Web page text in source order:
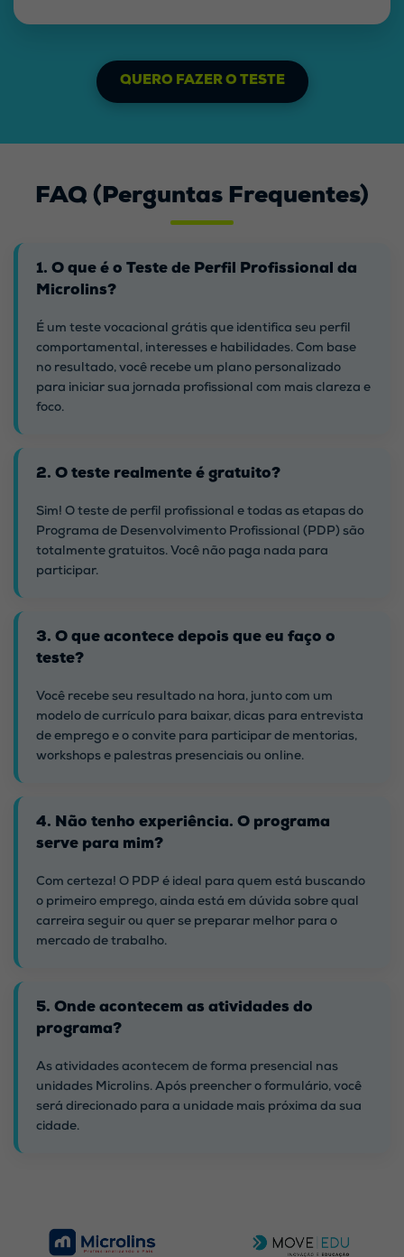
QUERO FAZER O TESTE
FAQ (Perguntas Frequentes)
1. O que é o Teste de Perfil Profissional da
Microlins?
É um teste vocacional grátis que identifica seu perfil
comportamental, interesses e habilidades. Com base
no resultado, você recebe um plano personalizado
para iniciar sua jornada profissional com mais clareza e
foco.
2. O teste realmente é gratuito?
Sim! O teste de perfil profissional e todas as etapas do
Programa de Desenvolvimento Profissional (PDP) são
totalmente gratuitos. Você não paga nada para
participar.
3. O que acontece depois que eu faço o
teste?
Você recebe seu resultado na hora, junto com um
modelo de currículo para baixar, dicas para entrevista
de emprego e o convite para participar de mentorias,
workshops e palestras presenciais ou online.
4. Não tenho experiência. O programa
serve para mim?
Com certeza! O PDP é ideal para quem está buscando
o primeiro emprego, ainda está em dúvida sobre qual
carreira seguir ou quer se preparar melhor para o
mercado de trabalho.
5. Onde acontecem as atividades do
programa?
As atividades acontecem de forma presencial nas
unidades Microlins. Após preencher o formulário, você
será direcionado para a unidade mais próxima da sua
cidade.